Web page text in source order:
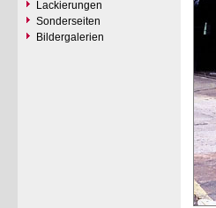
Lackierungen
Sonderseiten
Bildergalerien